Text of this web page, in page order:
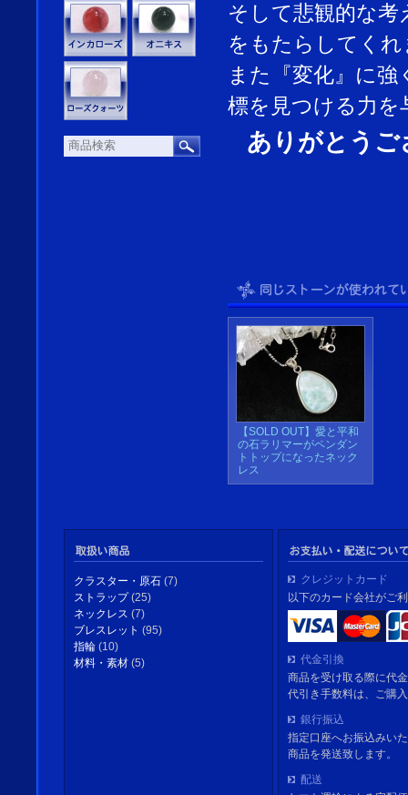
そして悲観的な
をもたらしてくれ
また『変化』に
標を見つける力
ありがとうご
【SOLD OUT】愛と平和
の石ラリマーがペンダン
トトップになったネック
レス
クラスター・原石 (7)
ストラップ(25)
ネックレス (7)
ブレスレット (95)
指輪 (10)
材料・素材 (5)
クレジットカード
以下のカード会社がご
代金引換
商品を受け取る際に代
代引き手数料は、ご購
銀行振込
指定口座へお振込みい
商品を発送致します。
配送